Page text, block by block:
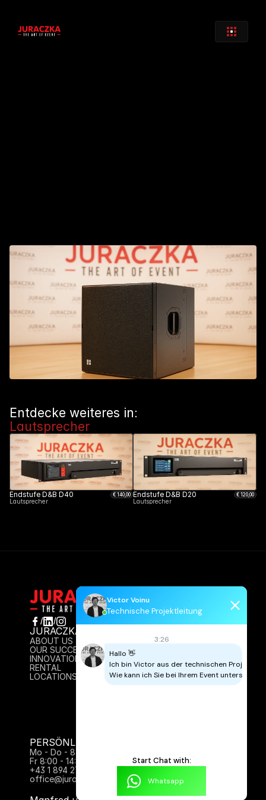
Entdecke weiteres in:
Lautsprecher
Endstufe D&B D40 € 140 ,00
Lautsprecher
Endstufe D&B D20 € 120 ,00
Lautsprecher
/ /
JURACZKA
ABOUT US
OUR SUCCESS
INNOVATION
RENTAL
LOCATIONS
IMPRESSUM
DATENSCHUTZ
CONTACT
PERSÖNLICH FÜR SIE DA:
Mo - Do - 8:00 - 17:00 Uhr
Fr 8:00 - 14:00
+43 1 894 27 61
office@juraczka.at
Victor Voinu
Technische Projektleitung
3:26
Hallo 👋
Ich bin Victor aus der technischen
Wie kann ich Sie bei Ihrem Event
Start Chat with:
Whatsapp